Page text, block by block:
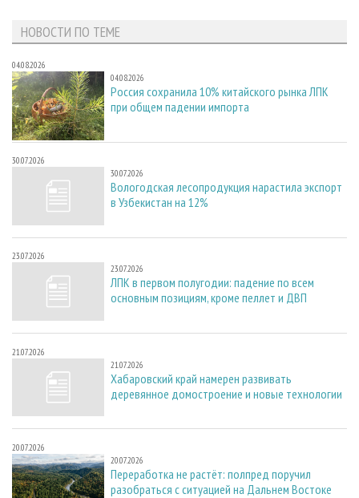
НОВОСТИ ПО ТЕМЕ
04.08.2026
04.08.2026
Россия сохранила 10% китайского рынка ЛПК
при общем падении импорта
30.07.2026
30.07.2026
Вологодская лесопродукция нарастила экспорт
в Узбекистан на 12%
23.07.2026
23.07.2026
ЛПК в первом полугодии: падение по всем
основным позициям, кроме пеллет и ДВП
21.07.2026
21.07.2026
Хабаровский край намерен развивать
деревянное домостроение и новые технологии
20.07.2026
20.07.2026
Переработка не растёт: полпред поручил
разобраться с ситуацией на Дальнем Востоке